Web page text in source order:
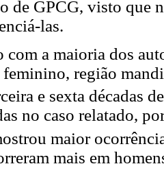
de GPCG, visto que
las.
com a maioria dos
região
e sexta décadas
no caso relatado,
maior
mais em